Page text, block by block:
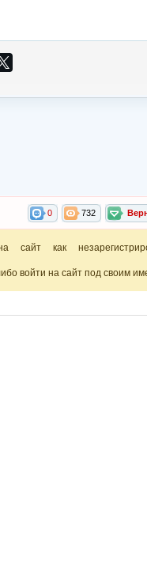
732
0
как
войти на сайт под своим